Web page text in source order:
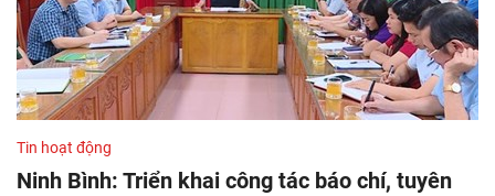
Tin hoạt động
Ninh Bình: Triển khai công tác báo chí, tuyên